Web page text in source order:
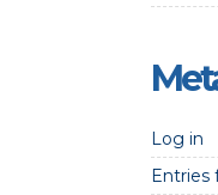
Log in
Entries